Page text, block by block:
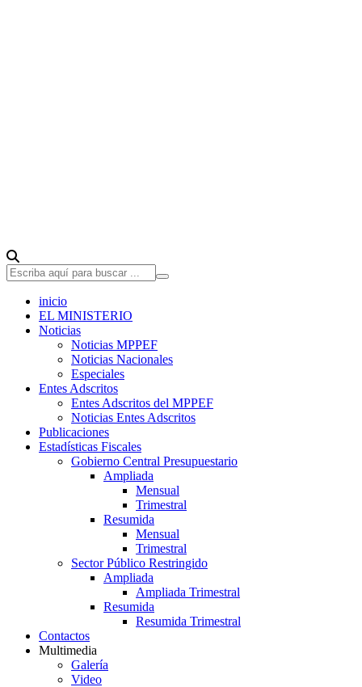
inicio
EL MINISTERIO
Noticias
Noticias MPPEF
Noticias Nacionales
Especiales
Entes Adscritos
Entes Adscritos del MPPEF
Noticias Entes Adscritos
Publicaciones
Estadísticas Fiscales
Gobierno Central Presupuestario
Ampliada
Mensual
Trimestral
Resumida
Mensual
Trimestral
Sector Público Restringido
Ampliada
Ampliada Trimestral
Resumida
Resumida Trimestral
Contactos
Multimedia
Galería
Video